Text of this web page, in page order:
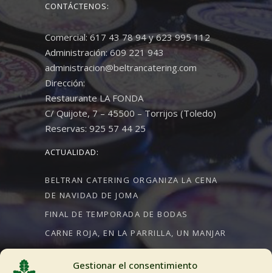
Gestionar el consentimiento
CONTÁCTENOS:
Comercial: 617 43 78 94 y 623 995 112
Administración: 609 221 943
administracion@beltrancatering.com
Dirección:
Restaurante LA FONDA
C/ Quijote, 7 – 45500 – Torrijos (Toledo)
Reservas: 925 57 44 25
ACTUALIDAD:
BELTRAN CATERING ORGANIZA LA CENA
DE NAVIDAD DE JOMA
FINAL DE TEMPORADA DE BODAS
CARNE ROJA, EN LA PARRILLA, UN MANJAR